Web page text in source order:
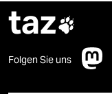
taz
Folgen Sie uns